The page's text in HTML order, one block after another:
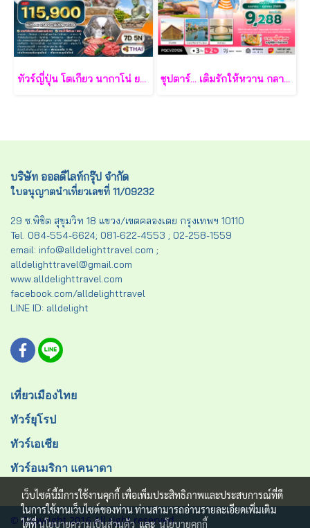
ทัวร์ญี่ปุ่น โตเกียว นากาโน่ ยามานาชิ 7 วัน - TG ซุปตาร์... เติมรักให้หวาน กลางเกาะฟูก๊วก 3 วัน 2 คืน - VZ
บริษัท ออลดีไลท์กรุ๊ป จำกัด
ใบอนุญาตนำเที่ยวเลขที่ 11/09232
29 ซ.พิชิต สุขุมวิท 18 แขวง/เขตคลองเตย กรุงเทพฯ 10110
Tel. 084-554-6624; 081-622-4553 ; 02-258-1559
email: info@alldelighttravel.com ;
alldelighttravel@gmail.com
www.alldelighttravel.com
facebook.com/alldelighttravel
LINE ID: alldelight
เที่ยวเมืองไทย
ทัวร์ยุโรป
ทัวร์เอเชีย
ทัวร์อเมริกา แคนาดา
© Copyright 2016 All right reserved.
เว็บไซต์นี้มีการใช้งานคุกกี้ เพื่อเพิ่มประสิทธิภาพและประสบการณ์ที่ดี
ในการใช้งานเว็บไซต์ของท่าน ท่านสามารถอ่านรายละเอียดเพิ่มเติม
ได้ที่นโยบายความเป็นส่วนตัวและนโยบายคุกกี้